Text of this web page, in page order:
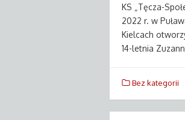
KS „Tęcza-
2022 r. w
Kielcach
14-letnia
Bez kategorii